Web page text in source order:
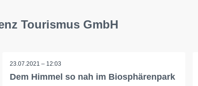
Tourismus GmbH
23.07.2021 – 12:03
Dem Himmel so nah im Biosphärenpark